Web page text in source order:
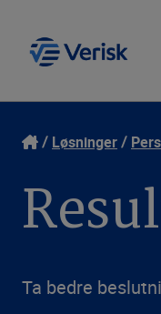
Løsninger
Ressurser
Kontakt
Logg inn
Løsninger
Ta bedre